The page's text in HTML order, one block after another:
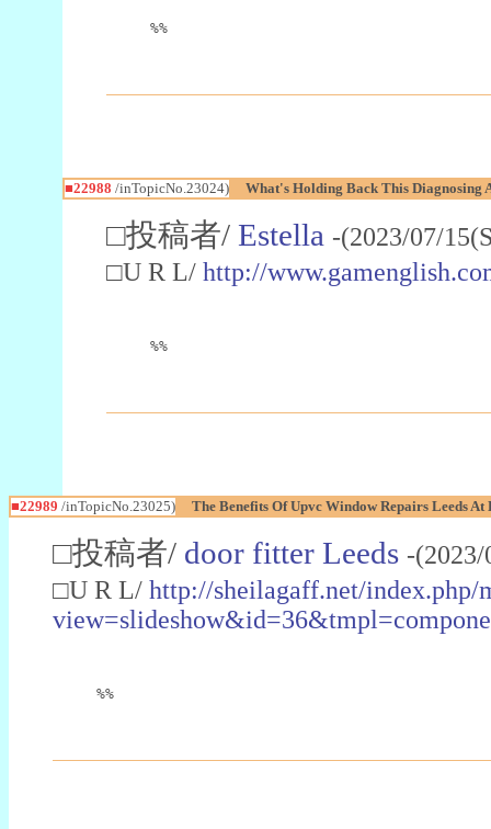
%%
■22988 /inTopicNo.23024) What's Holding Back This Diagnosing
□投稿者/ Estella -(2023/07/
□U R L/ http://
%%
■22989 /inTopicNo.23025) The Benefits Of Upvc Window Repairs Leeds
□投稿者/ door fitter Leeds -
□U R L/ http://sheilagaff.net/index.php/
%%